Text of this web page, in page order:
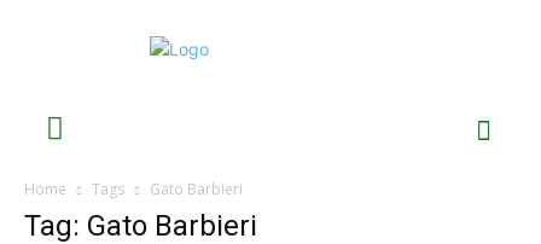
Home Tags Gato Barbieri
Tag: Gato Barbieri